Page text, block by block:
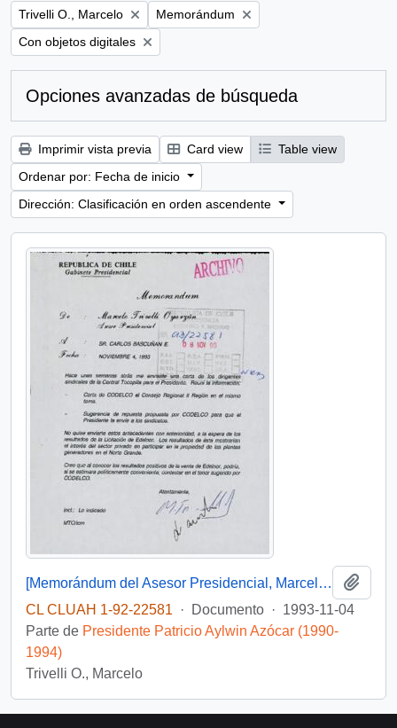
Remove filter:
Trivelli O., Marcelo Remove filter:
Memorándum
Remove filter:
Con objetos digitales
Opciones avanzadas de búsqueda
Imprimir vista previa Card view
Table view
Ordenar por: Fecha de inicio
Dirección: Clasificación en orden ascendente
[Memorándum del Asesor Presidencial, Marcelo Trivelli, dirigido al Jefe de Gabinete Presidencial, mediante el cual remite antecedentes relacionados a materia de inversiones en la Planta Termoeléctrica de Tocopilla]
CL CLUAH 1-92-22581
· Documento · 1993-11-04
Parte de Presidente Patricio Aylwin Azócar (1990-
1994)
Trivelli O., Marcelo